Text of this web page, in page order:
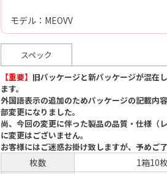
モデル：MEOVV
スペック
【重要】 旧パッケージと新パッケージが混在
ます。
外国語表示の追加のためパッケージの記載内
部変更になりました。
尚、今回の変更に伴った製品の品質・仕様（
に変更はございません。
お客様にはご迷惑お掛け致しますが、予めご了
枚数
1箱10